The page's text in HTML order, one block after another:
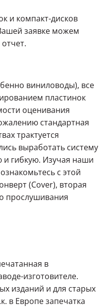
и компакт-дисков
заявке можем
виниловоды), все
пластинок
оценивания
стандартная
трактуется
выработать систему
и гибкую. Изучая наши
с этой
(Cover), вторая
прослушивания
в
изготовителе.
изданий и для старых
в Европе запечатка